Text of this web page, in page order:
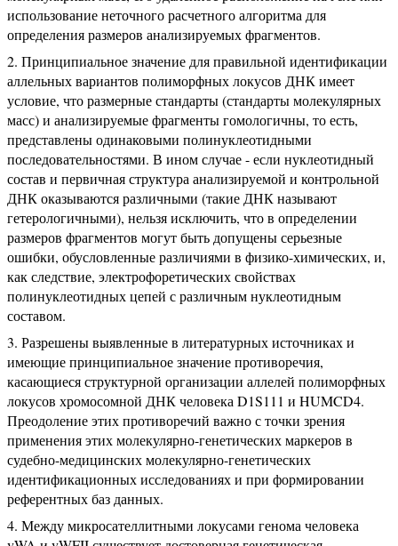
использование неточного расчетного алгоритма для
определения размеров анализируемых фрагментов.
Принципиальное значение для правильной идентификации
аллельных вариантов полиморфных локусов ДНК имеет
условие, что размерные стандарты (стандарты молекулярных
масс) и анализируемые фрагменты гомологичны, то есть,
представлены одинаковыми полинуклеотидными
последовательностями. В ином случае - если нуклеотидный
состав и первичная структура анализируемой и контрольной
ДНК оказываются различными (такие ДНК называют
гетерологичными), нельзя исключить, что в определении
размеров фрагментов могут быть допущены серьезные
ошибки, обусловленные различиями в физико-химических, и,
как следствие, электрофоретических свойствах
полинуклеотидных цепей с различным нуклеотидным
составом.
Разрешены выявленные в литературных источниках и
имеющие принципиальное значение противоречия,
касающиеся структурной организации аллелей полиморфных
локусов хромосомной ДНК человека D1S111 и HUMCD4.
Преодоление этих противоречий важно с точки зрения
применения этих молекулярно-генетических маркеров в
судебно-медицинских молекулярно-генетических
идентификационных исследованиях и при формировании
референтных баз данных.
Между микросателлитными локусами генома человека